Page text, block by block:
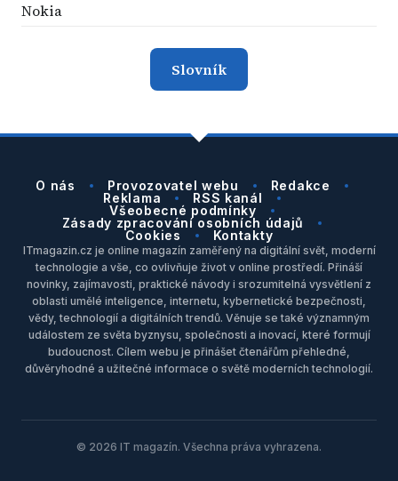
Nokia
Slovník
O nás Provozovatel webu
Redakce
Reklama
RSS kanál
Všeobecné podmínky
Zásady zpracování osobních údajů
Cookies
Kontakty
ITmagazin.cz je online magazín zaměřený na digitální svět, moderní
technologie a vše, co ovlivňuje život v online prostředí. Přináší
novinky, zajímavosti, praktické návody i srozumitelná vysvětlení z
oblasti umělé inteligence, internetu, kybernetické bezpečnosti,
vědy, technologií a digitálních trendů. Věnuje se také významným
událostem ze světa byznysu, společnosti a inovací, které formují
budoucnost. Cílem webu je přinášet čtenářům přehledné,
důvěryhodné a užitečné informace o světě moderních technologií.
© 2026 IT magazín. Všechna práva vyhrazena.